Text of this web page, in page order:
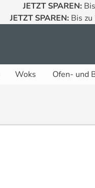
JETZT SPAREN:
JETZT SPAREN: Bis
Woks Ofen- und